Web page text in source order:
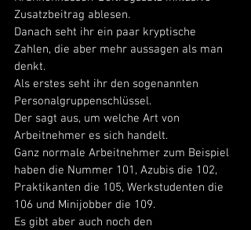
Zusatzbeitrag ablesen.
Danach seht ihr ein paar kryptische
Zahlen, die aber mehr aussagen als man
denkt.
Als erstes seht ihr den sogenannten
Personalgruppenschlüssel.
Der sagt aus, um welche Art von
Arbeitnehmer es sich handelt.
Ganz normale Arbeitnehmer zum Beispiel
haben die Nummer 101, Azubis die 102,
Praktikanten die 105, Werkstudenten die
106 und Minijobber die 109.
Es gibt aber auch noch den